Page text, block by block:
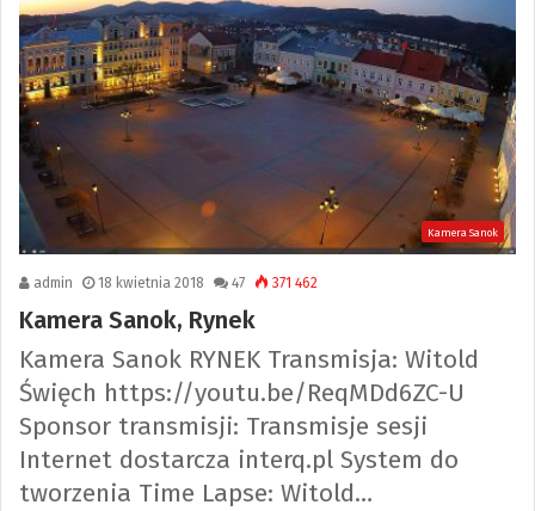
Kamera Sanok
admin 18 kwietnia 2018 47 371 462
Kamera Sanok, Rynek
Kamera Sanok RYNEK Transmisja: Witold
Święch https://youtu.be/ReqMDd6ZC-U
Sponsor transmisji: Transmisje sesji
Internet dostarcza interq.pl System do
tworzenia Time Lapse: Witold…